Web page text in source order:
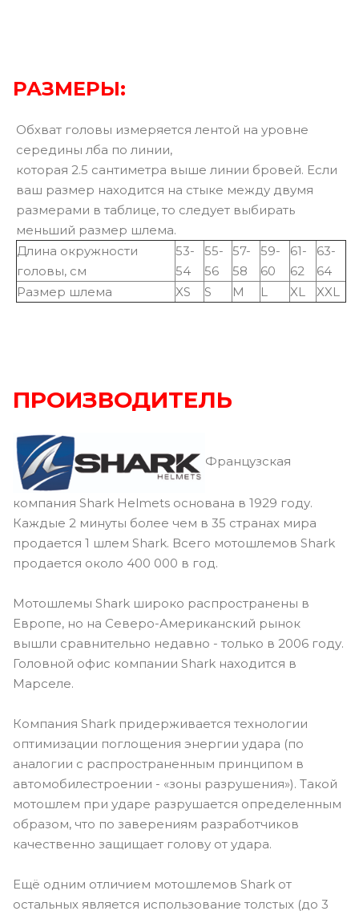
РАЗМЕРЫ:
Обхват головы измеряется лентой на уровне
середины лба по линии,
которая 2.5 сантиметра выше линии бровей. Если
ваш размер находится на стыке между двумя
размерами в таблице, то следует выбирать
меньший размер шлема.
Длина окружности
головы, см
53-
54
55-
56
57-
58
59-
60
61-
62
63-
64
Размер шлема
XS S M L XL XXL
ПРОИЗВОДИТЕЛЬ
Французская
компания Shark Helmets основана в 1929 году.
Каждые 2 минуты более чем в 35 странах мира
продается 1 шлем Shark. Всего мотошлемов Shark
продается около 400 000 в год.
Мотошлемы Shark широко распространены в
Европе, но на Северо-Американский рынок
вышли сравнительно недавно - только в 2006 году.
Головной офис компании Shark находится в
Марселе.
Компания Shark придерживается технологии
оптимизации поглощения энергии удара (по
аналогии с распространенным принципом в
автомобилестроении - «зоны разрушения»). Такой
мотошлем при ударе разрушается определенным
образом, что по заверениям разработчиков
качественно защищает голову от удара.
Ещё одним отличием мотошлемов Shark от
остальных является использование толстых (до 3